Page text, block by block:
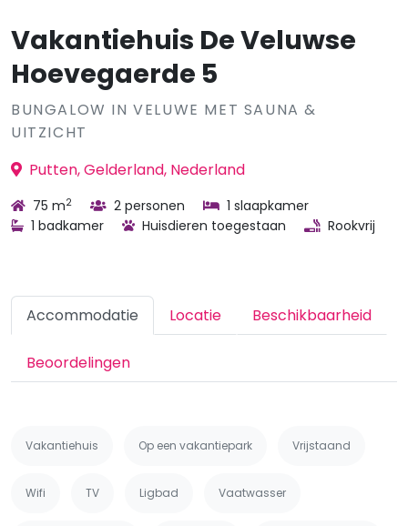
Vakantiehuis De Veluwse
Hoevegaerde 5
BUNGALOW IN VELUWE MET SAUNA &
UITZICHT
Putten, Gelderland, Nederland
75 m2 2 personen
1 slaapkamer
1 badkamer
Huisdieren toegestaan Rookvrij
Accommodatie Locatie Beschikbaarheid
Beoordelingen
Vakantiehuis Op een vakantiepark Vrijstaand
Wifi TV Ligbad Vaatwasser